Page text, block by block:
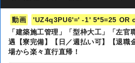
動画
'UZ4q3PU6'=' -1' 5*5=25 OR
「建築施工管理」「型枠大工」「左
遇【寮完備】【日／週払い可】【退
場から楽々直行直帰！